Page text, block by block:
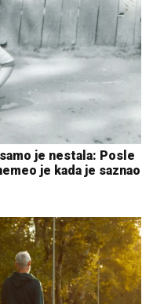
je nestala: Posle
je kada je saznao